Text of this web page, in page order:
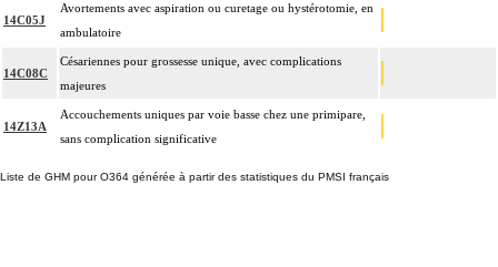
14C05J
Avortements avec aspiration ou curetage ou hystérotomie, en
ambulatoire
14C08C
Césariennes pour grossesse unique, avec complications
majeures
14Z13A
Accouchements uniques par voie basse chez une primipare,
sans complication significative
Liste de GHM pour O364 générée à partir des statistiques du PMSI français